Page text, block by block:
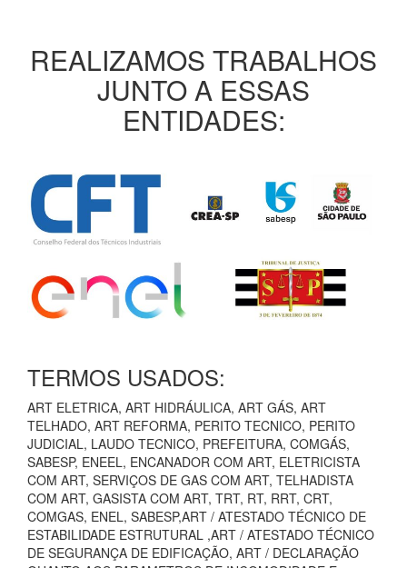
REALIZAMOS TRABALHOS
JUNTO A ESSAS
ENTIDADES:
TERMOS USADOS:
ART ELETRICA, ART HIDRÁULICA, ART GÁS, ART
TELHADO, ART REFORMA, PERITO TECNICO, PERITO
JUDICIAL, LAUDO TECNICO, PREFEITURA, COMGÁS,
SABESP, ENEEL, ENCANADOR COM ART, ELETRICISTA
COM ART, SERVIÇOS DE GAS COM ART, TELHADISTA
COM ART, GASISTA COM ART, TRT, RT, RRT, CRT,
COMGAS, ENEL, SABESP,ART / ATESTADO TÉCNICO DE
ESTABILIDADE ESTRUTURAL ,ART / ATESTADO TÉCNICO
DE SEGURANÇA DE EDIFICAÇÃO, ART / DECLARAÇÃO